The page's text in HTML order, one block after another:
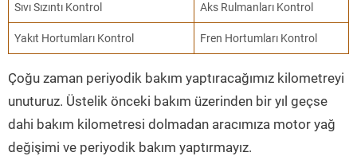
Sıvı Sızıntı Kontrol Aks Rulmanları Kontrol
Yakıt Hortumları Kontrol Fren Hortumları Kontrol
Çoğu zaman periyodik bakım yaptıracağımız kilometreyi
unuturuz. Üstelik önceki bakım üzerinden bir yıl geçse
dahi bakım kilometresi dolmadan aracımıza motor yağ
değişimi ve periyodik bakım yaptırmayız.